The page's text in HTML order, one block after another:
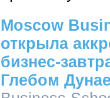
Moscow
открыла
бизнес-
Глебом